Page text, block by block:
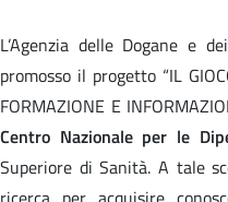
L’Agenzia delle Dogane e
promosso il progetto “IL
FORMAZIONE E
Centro Nazionale per le
Superiore di Sanità. A tale